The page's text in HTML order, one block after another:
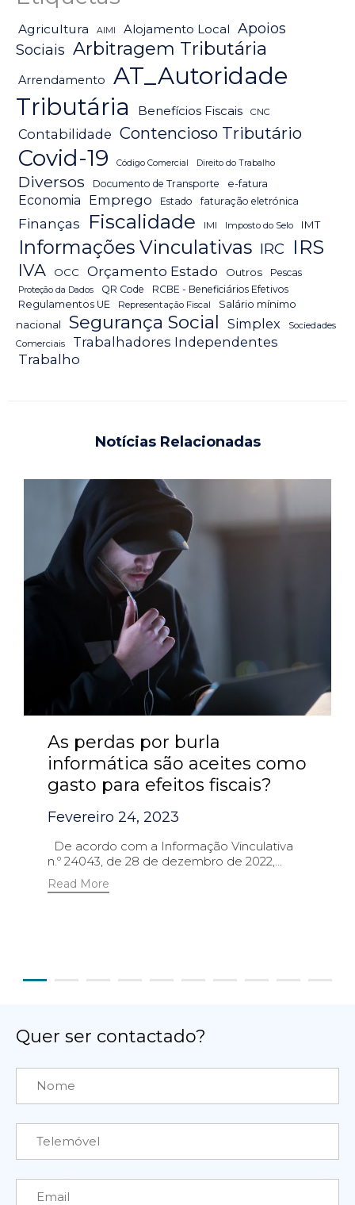
Agricultura AIMI Alojamento Local
Apoios
Sociais Arbitragem Tributária
Arrendamento
AT_Autoridade
Tributária
Benefícios Fiscais CNC
Contabilidade Contencioso Tributário
Covid-19 Código Comercial Direito do Trabalho
Diversos Documento de Transporte e-fatura
Economia Emprego Estado faturação eletrónica
Finanças Fiscalidade IMI Imposto do Selo IMT
Informações Vinculativas IRC IRS
IVA OCC Orçamento Estado Outros Pescas
Proteção da Dados QR Code
RCBE - Beneficiários Efetivos
Regulamentos UE
Representação Fiscal
Salário mínimo
nacional
Segurança Social Simplex
Sociedades
Comerciais
Trabalhadores Independentes
Trabalho
Notícias Relacionadas
As perdas por burla
informática são aceites como
gasto para efeitos fiscais?
Fevereiro 24, 2023
De acordo com a Informação Vinculativa
n.º 24043, de 28 de dezembro de 2022,...
Read More
Quer ser contactado?